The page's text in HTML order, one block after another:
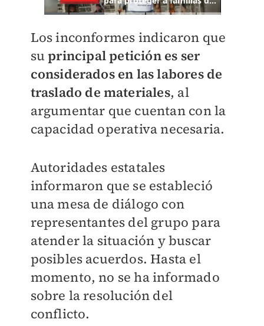
Los inconformes indicaron que
suprincipal petición es ser
considerados en las labores de
traslado de materiales, al
argumentar que cuentan con la
capacidad operativa necesaria.
Autoridades estatales
informaron que se estableció
una mesa de diálogo con
representantes del grupo para
atender la situación y buscar
posibles acuerdos. Hasta el
momento, no se ha informado
sobre la resolución del
conflicto.